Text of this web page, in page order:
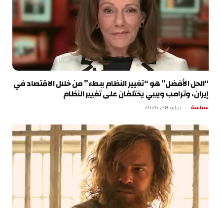
“الحل الأفضل” هو “تغيير النظام ببطء” من خلال الاقتصاد في
إيران، وترامب وبيبي يختلفان على تغيير النظام
سياسة يوليو 28, 2026